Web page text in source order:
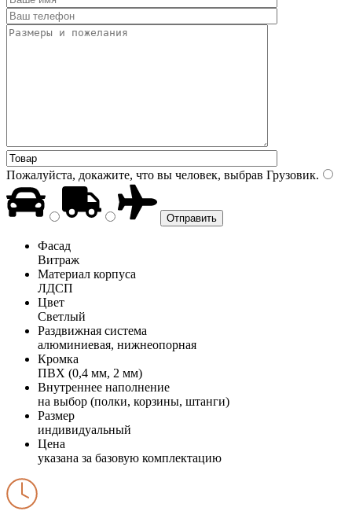
Пожалуйста, докажите, что вы человек, выбрав Грузовик.
Фасад
Витраж
Материал корпуса
ЛДСП
Цвет
Светлый
Раздвижная система
алюминиевая, нижнеопорная
Кромка
ПВХ (0,4 мм, 2 мм)
Внутреннее наполнение
на выбор (полки, корзины, штанги)
Размер
индивидуальный
Цена
указана за базовую комплектацию